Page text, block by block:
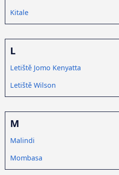
Kitale
L
Letiště Jomo Kenyatta
Letiště Wilson
M
Malindi
Mombasa